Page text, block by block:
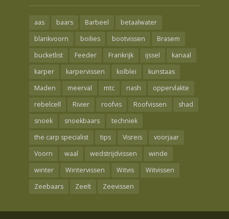
aas baars Barbeel
betaalwater
blankvoorn
boilies bootvissen
Brasem
bucketlist
Feeder Frankrijk ijssel
kanaal
karper
karpervissen kolblei
kunstaas
Maden
meerval mtc nash
oppervlakte
rebelcell
Rivier roofvis Roofvissen
shad
snoek
snoekbaars
techniek
the carp specialist
tips Visreis
voorjaar
Voorn
waal wedstrijdvissen
winde
winter
Wintervissen Witvis
Witvissen
Zeebaars
Zeelt Zeevissen